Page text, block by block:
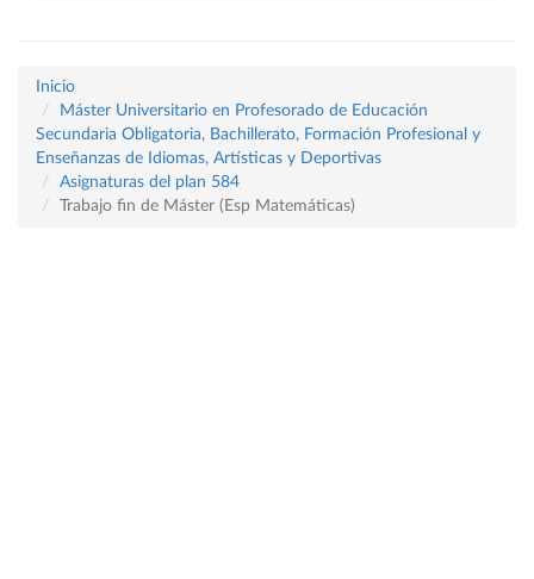
Inicio
Máster Universitario en Profesorado de Educación
Secundaria Obligatoria, Bachillerato, Formación Profesional y
Enseñanzas de Idiomas, Artísticas y Deportivas
Asignaturas del plan 584
Trabajo fin de Máster (Esp Matemáticas)